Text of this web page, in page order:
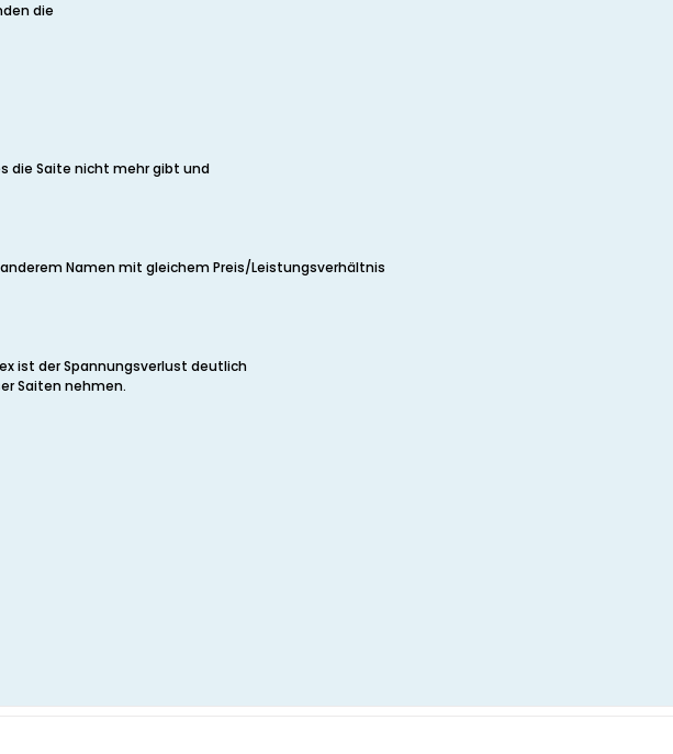
die
die Saite nicht mehr gibt und
Namen mit gleichem Preis/Leistungsverhältnis
ist der Spannungsverlust deutlich
Saiten nehmen.